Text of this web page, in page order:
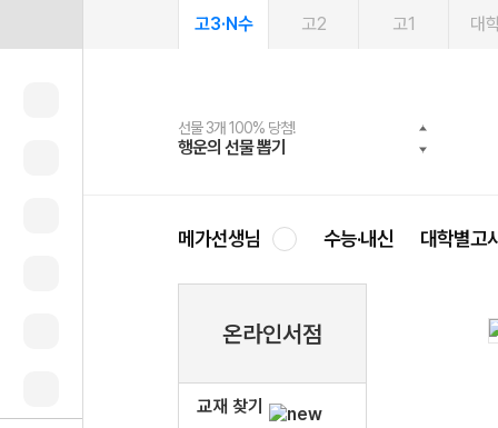
고3·N수 고2 고1 대
선물 3개 100% 당첨!
행운의 선물 뽑기
선물 100% 증정!
메가스터디 X 올리브
여름방학 스터디 캐시백
메가런 썸머스쿨
2027 러셀 단과
강사 공개선발
스마트러닝앱
설문 EVENT
메가패스
3일 무료 체험권
메가패스 수강생 무료혜택!
메가클럽 멤버십
사회공헌 캠페인
희망이룸 메가나눔
메가선생님 수능·내신 대학별고
온라인서점
교재 찾기